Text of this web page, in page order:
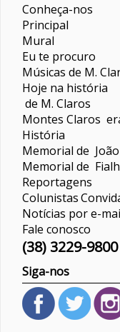
Conheça-nos
Principal
Mural
Eu te procuro
Músicas de M.
Hoje na história
de M. Claros
Montes Claros
História
Memorial de
Memorial de
Reportagens
Colunistas
Notícias por e-
Fale conosco
(38) 3229-9800
Siga-nos